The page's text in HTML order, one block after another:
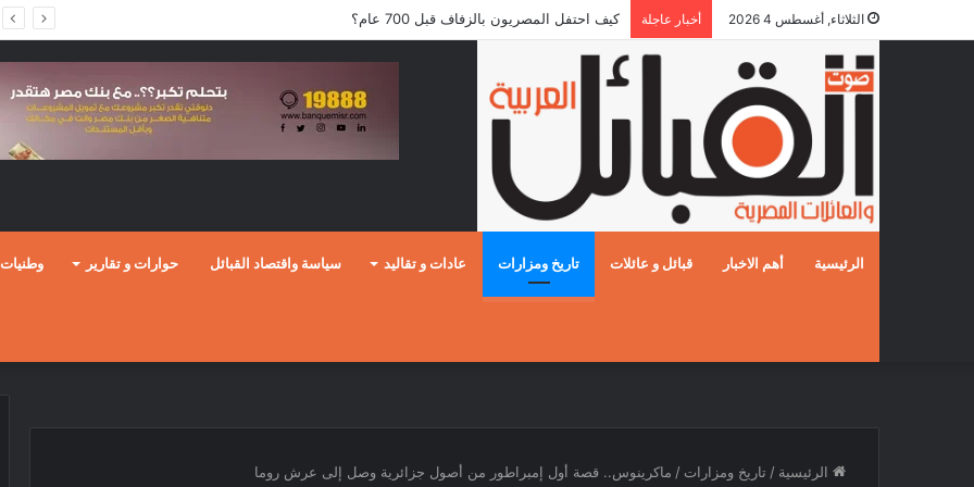
الثلاثاء, أغسطس 4 2026 أخبار عاجلة كيف احتفل المصريون بالزفاف قبل 700 عام؟
الرئيسية أهم الاخبار قبائل و عائلات تاريخ ومزارات عادات و تقاليد سياسة واقتصاد القبائل حوارات و تقارير وطنيات
الرئيسية / تاريخ ومزارات / ماكرينوس.. قصة أول إمبراطور من أصول جزائرية وصل إلى عرش روما